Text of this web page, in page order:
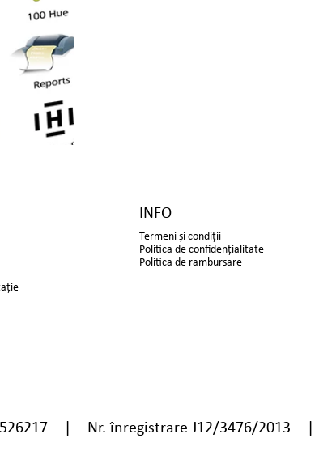
INFO
Termeni și condiții
Politica de confidențialitate
Politica de rambursare
| Nr. înregistrare J12/3476/2013